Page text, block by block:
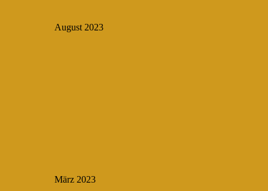
August 2023
März 2023